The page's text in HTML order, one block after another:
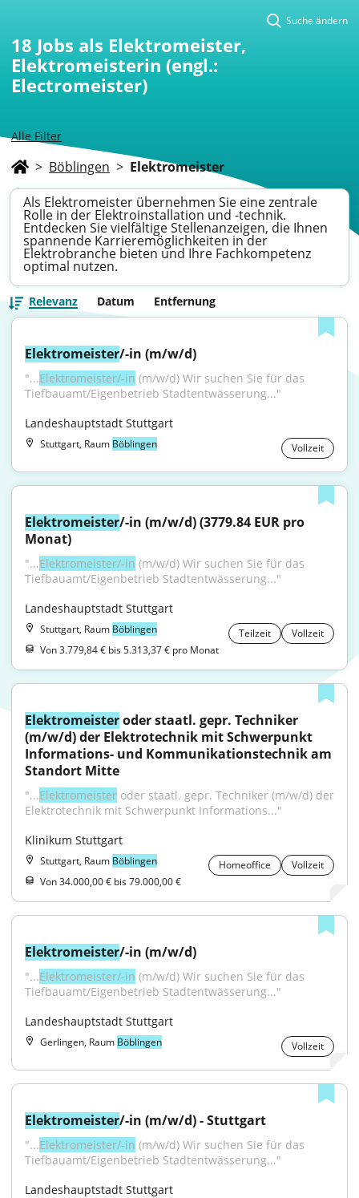
Alle Filter
Suche ändern
18 Jobs als Elektromeister,
Elektromeisterin (engl.:
Electromeister)
> Böblingen > Elektromeister
Als Elektromeister übernehmen Sie eine zentrale
Rolle in der Elektroinstallation und -technik.
Entdecken Sie vielfältige Stellenanzeigen, die Ihnen
spannende Karrieremöglichkeiten in der
Elektrobranche bieten und Ihre Fachkompetenz
optimal nutzen.
Relevanz Datum Entfernung
Elektromeister/-in (m/w/d)
"...Elektromeister/-in (m/w/d) Wir suchen Sie für das
Tiefbauamt/Eigenbetrieb Stadtentwässerung..."
Landeshauptstadt Stuttgart
Stuttgart, Raum Böblingen Vollzeit
Elektromeister/-in (m/w/d) (3779.84 EUR pro
Monat)
"...Elektromeister/-in (m/w/d) Wir suchen Sie für das
Tiefbauamt/Eigenbetrieb Stadtentwässerung..."
Landeshauptstadt Stuttgart
Stuttgart, Raum Böblingen Teilzeit
Vollzeit
Von 3.779,84 € bis 5.313,37 € pro Monat
Elektromeister oder staatl. gepr. Techniker
(m/w/d) der Elektrotechnik mit Schwerpunkt
Informations- und Kommunikationstechnik am
Standort Mitte
"...Elektromeister oder staatl. gepr. Techniker (m/w/d) der
Elektrotechnik mit Schwerpunkt Informations..."
Klinikum Stuttgart
Stuttgart, Raum Böblingen Homeoffice
Vollzeit
Von 34.000,00 € bis 79.000,00 €
Elektromeister/-in (m/w/d)
"...Elektromeister/-in (m/w/d) Wir suchen Sie für das
Tiefbauamt/Eigenbetrieb Stadtentwässerung..."
Landeshauptstadt Stuttgart
Gerlingen, Raum Böblingen Vollzeit
Elektromeister/-in (m/w/d) - Stuttgart
"...Elektromeister/-in (m/w/d) Wir suchen Sie für das
Tiefbauamt/Eigenbetrieb Stadtentwässerung..."
Landeshauptstadt Stuttgart